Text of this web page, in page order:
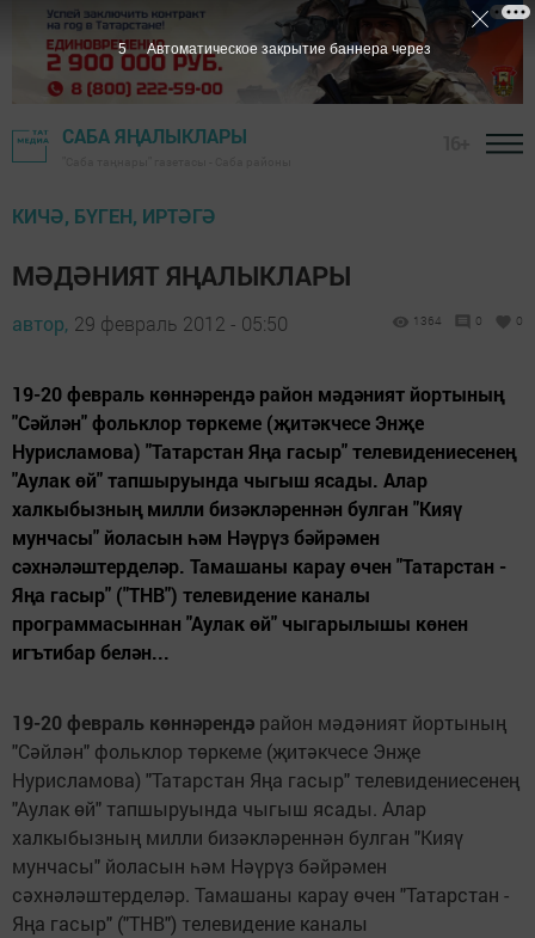
САБА ЯҢАЛЫКЛАРЫ
КИЧӘ, БҮГЕН, ИРТӘГӘ
МӘДӘНИЯТ ЯҢАЛЫКЛАРЫ
автор, 29 февраль 2012 - 05:50 1364 0 0
19-20 февраль көннәрендә район мәдәният йортының
"Сәйлән" фольклор төркеме (җитәкчесе Энҗе
Нурисламова) "Татарстан Яңа гасыр" телеви­дениесенең
"Аулак өй" тапшыруында чыгыш ясады. Алар
халкыбызның милли бизәкләреннән булган "Кияү
мунчасы" йоласын һәм Нәүрүз бәйрәмен
сәхнәләштерделәр. Тамашаны карау өчен "Татарстан -
Яңа гасыр" ("ТНВ") телевидение каналы
программасыннан "Аулак өй" чыгарылышы көнен
игътибар белән...
19-20 февраль көннәрендә район мәдәният йортының
"Сәйлән" фольклор төркеме (җитәкчесе Энҗе
Нурисламова) "Татарстан Яңа гасыр" телеви­дениесенең
"Аулак өй" тапшыруында чыгыш ясады. Алар
халкыбызның милли бизәкләреннән булган "Кияү
мунчасы" йоласын һәм Нәүрүз бәйрәмен
сәхнәләштерделәр. Тамашаны карау өчен "Татарстан -
Яңа гасыр" ("ТНВ") телевидение каналы
4 Автоматическое закрытие баннера через